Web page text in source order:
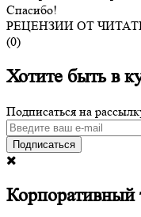
Спасибо!
РЕЦЕНЗИИ ОТ
(0)
Хотите быть в
Подписаться на
Подписаться
Корпоративный